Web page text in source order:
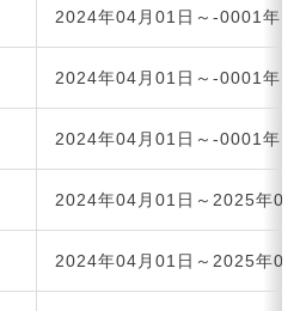
2024年04月01日～-0001年
2024年04月01日～-0001年
2024年04月01日～-0001年
2024年04月01日～2025年02
2024年04月01日～2025年03